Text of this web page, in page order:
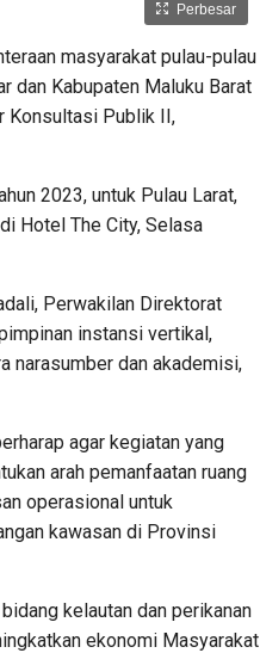
Perbesar
masyarakat pulau-pulau
dan Kabupaten Maluku Barat
Konsultasi Publik II,
2023, untuk Pulau Larat,
Hotel The City, Selasa
Perwakilan Direktorat
instansi vertikal,
narasumber dan akademisi,
agar kegiatan yang
arah pemanfaatan ruang
operasional untuk
kawasan di Provinsi
kelautan dan perikanan
ekonomi Masyarakat